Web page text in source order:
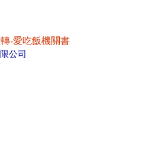
-愛吃飯機關書
公司